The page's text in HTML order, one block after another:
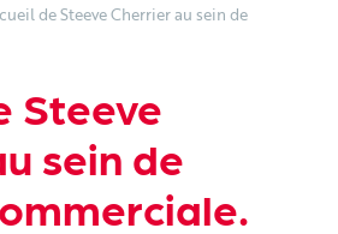
de Steeve Cherrier au sein de
Steeve
sein de